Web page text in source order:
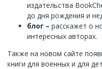
издательства
до дня рождения и
блог – расскажет о
интересных авторах.
Также на новом сайте
книги для военных и для